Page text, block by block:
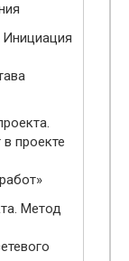
Инициация
проекте
Метод